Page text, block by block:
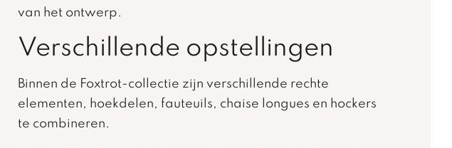
van het ontwerp.
Verschillende opstellingen
Binnen de Foxtrot-collectie zijn verschillende rechte
elementen, hoekdelen, fauteuils, chaise longues en hockers
te combineren.